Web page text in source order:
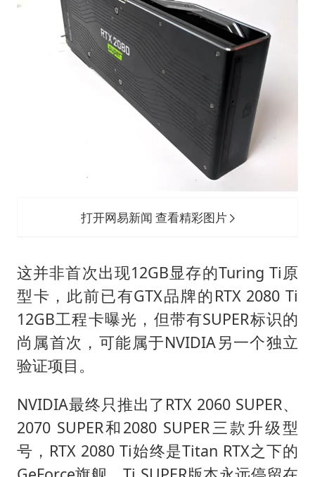
打开网易新闻 查看精彩图片
这并非首次出现12GB显存的Turing Ti原
型卡，此前已有GTX品牌的RTX 2080 Ti
12GB工程卡曝光，但带有SUPER标识的
尚属首次，可能属于NVIDIA另一个独立
验证项目。
NVIDIA最终只推出了RTX 2060 SUPER、
2070 SUPER和2080 SUPER三款升级型
号，RTX 2080 Ti始终是Titan RTX之下的